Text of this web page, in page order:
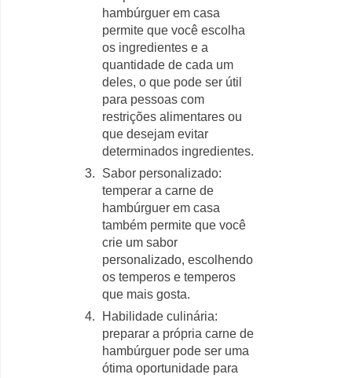
hambúrguer em casa
permite que você escolha
os ingredientes e a
quantidade de cada um
deles, o que pode ser útil
para pessoas com
restrições alimentares ou
que desejam evitar
determinados ingredientes.
Sabor personalizado:
temperar a carne de
hambúrguer em casa
também permite que você
crie um sabor
personalizado, escolhendo
os temperos e temperos
que mais gosta.
Habilidade culinária:
preparar a própria carne de
hambúrguer pode ser uma
ótima oportunidade para